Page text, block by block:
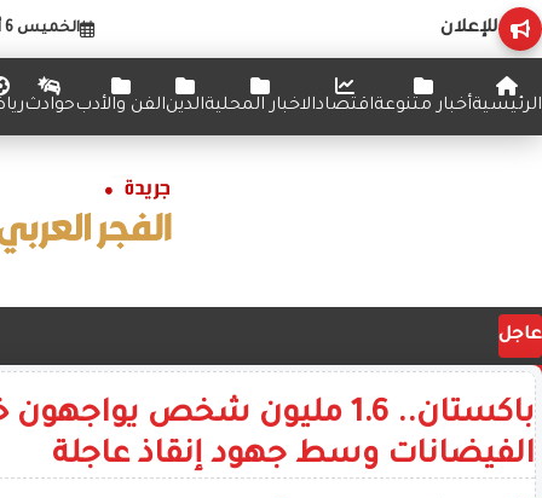
للإعلان الخميس 6 أغسطس 2026
الرئيسيةأخبار متنوعةاقتصادالاخبار المحليةالدينالفن والأدبحوادث
عاجل
باكستان.. 1.6 مليون شخص
الفيضانات وسط جهود إنقاذ عاجلة